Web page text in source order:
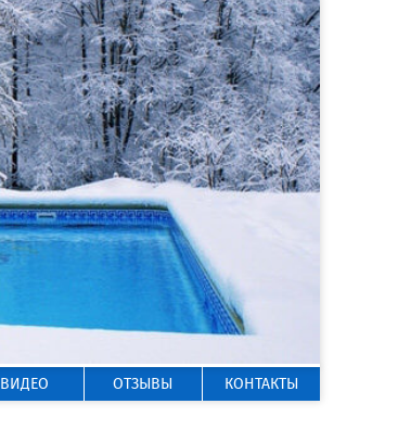
ГОРЯЧАЯ ЛИНИЯ
8 800 200-50-35
Звонок по России бесплатный
ВИДЕО ОТЗЫВЫ КОНТАКТЫ